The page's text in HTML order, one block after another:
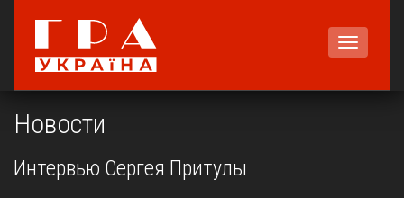
Меню
Новости
Интервью Сергея Притулы